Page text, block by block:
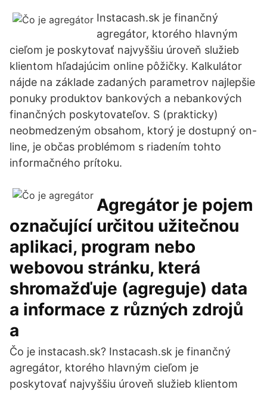
Instacash.sk je finančný
agregátor, ktorého hlavným
cieľom je poskytovať najvyššiu úroveň služieb
klientom hľadajúcim online pôžičky. Kalkulátor
nájde na základe zadaných parametrov najlepšie
ponuky produktov bankových a nebankových
finančných poskytovateľov. S (prakticky)
neobmedzeným obsahom, ktorý je dostupný on-
line, je občas problémom s riadením tohto
informačného prítoku.
Agregátor je pojem
označující určitou užitečnou
aplikaci, program nebo
webovou stránku, která
shromažďuje (agreguje) data
a informace z různých zdrojů
a
Čo je instacash.sk? Instacash.sk je finančný
agregátor, ktorého hlavným cieľom je
poskytovať najvyššiu úroveň služieb klientom